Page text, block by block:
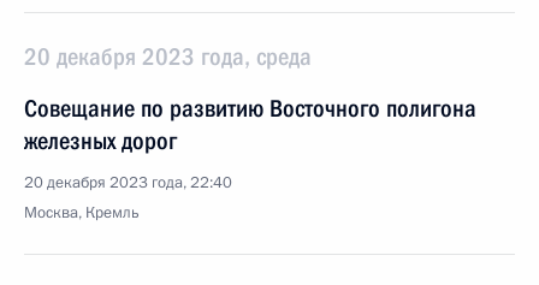
20 декабря 2023 года, среда
Совещание по развитию Восточного полигона
железных дорог
20 декабря 2023 года, 22:40
Москва, Кремль